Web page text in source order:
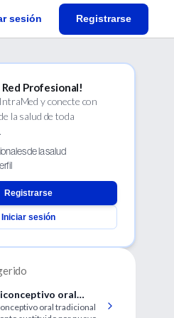
sesión Registrarse
Red Profesional!
y conecte con
la salud de toda
de la salud
Registrarse
Iniciar sesión
oral
será sustituido
oral tradicional